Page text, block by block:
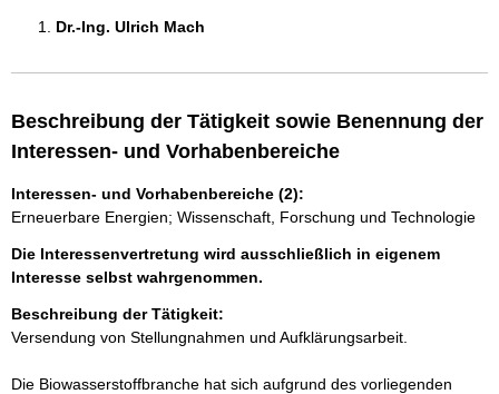
Dr.-Ing. Ulrich Mach
Beschreibung der Tätigkeit sowie Benennung der
Interessen- und Vorhabenbereiche
Interessen- und Vorhabenbereiche (2):
Erneuerbare Energien; Wissenschaft, Forschung und Technologie
Die Interessenvertretung wird ausschließlich in eigenem
Interesse selbst wahrgenommen.
Beschreibung der Tätigkeit:
Versendung von Stellungnahmen und Aufklärungsarbeit.
Die Biowasserstoffbranche hat sich aufgrund des vorliegenden